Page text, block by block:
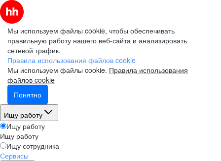
Мы используем файлы cookie, чтобы обеспечивать
правильную работу нашего веб-сайта и анализировать
сетевой трафик.
Правила использования файлов cookie
Мы используем файлы cookie. Правила использования
файлов cookie
Понятно
Ищу работу
Ищу работу
Ищу работу
Ищу сотрудника
Сервисы